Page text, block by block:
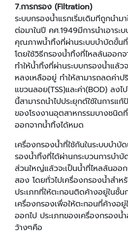
7.การกรอง (Filtration)
ระบบกรองน้ำแรกเริ่มเดิมทีถูกนำมา
ต่อมาในปี คศ.1949มีการนำเอาระ
คุณภาพน้ำทิ้งที่ผ่านระบบบำบัดขั้น
โดยใช้วิธีกรองน้ำทิ้งที่ไหลล้นออ
ทำให้น้ำทิ้งที่ผ่านระบบกรองน้ำแล้ว
หลงเหลืออยู่ ทำให้สามารถลดค่า
แขวนลอย(TSS)และค่า(BOD) ลงไ
นี้สามารถนำไปประยุกต์ใช้ในการแ
ของโรงงานอุตสาหกรรมบางชนิด
ออกจากน้ำทิ้งได้หมด
เครื่องกรองน้ำที่ใช้กันในระบบบำบั
รองน้ำทิ้งที่ได้ผ่านกระบวนการบำ
ส่วนใหญ่แล้วจะเป็นน้ำที่ไหลล้นอ
สอง โดยทั่วไปเครื่องกรองน้ำสำห
ประเภทที่ให้ตะกอนติดค้างอยู่ในชั้
เครื่องกรองเพื่อให้ตะกอนที่ค้างอ
ออกไป ประเภทของเครื่องกรองน้
ว้างๆคือ